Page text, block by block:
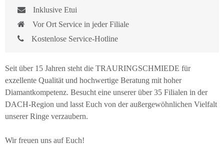
Inklusive Etui
Vor Ort Service in jeder Filiale
Kostenlose Service-Hotline
Seit über 15 Jahren steht die TRAURINGSCHMIEDE für
exzellente Qualität und hochwertige Beratung mit hoher
Diamantkompetenz. Besucht eine unserer über 35 Filialen in der
DACH-Region und lasst Euch von der außergewöhnlichen Vielfalt
unserer Ringe verzaubern.
Wir freuen uns auf Euch!